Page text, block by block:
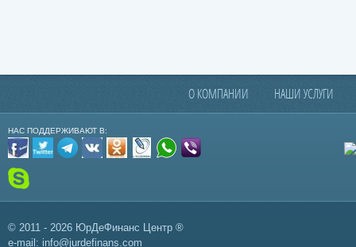
О КОМПАНИИ НАШИ УСЛУГИ
© 2011 - 2026 ЮрДеФинанс Центр ®
e-mail: info@jurdefinans.com
НАС ПОДДЕРЖИВАЮТ В: